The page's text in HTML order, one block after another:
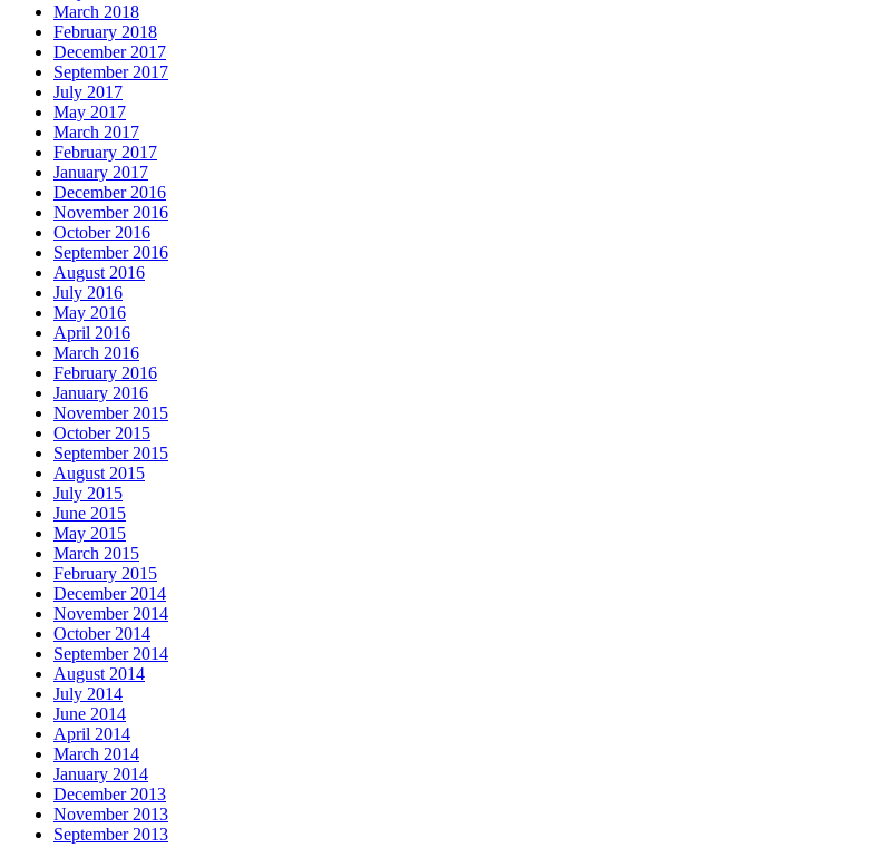
March 2018
February 2018
December 2017
September 2017
July 2017
May 2017
March 2017
February 2017
January 2017
December 2016
November 2016
October 2016
September 2016
August 2016
July 2016
May 2016
April 2016
March 2016
February 2016
January 2016
November 2015
October 2015
September 2015
August 2015
July 2015
June 2015
May 2015
March 2015
February 2015
December 2014
November 2014
October 2014
September 2014
August 2014
July 2014
June 2014
April 2014
March 2014
January 2014
December 2013
November 2013
September 2013